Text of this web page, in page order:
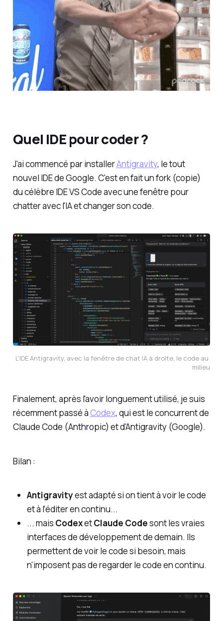
Quel IDE pour coder ?
J'ai commencé par installerAntigravity, le tout
nouvel IDE de Google. C'est en fait unfork(copie)
du célèbre IDE VS Code avec une fenêtre pour
chatter avec l'IA et changer son code.
L'IDE Antigravity, avec la fenêtre de chat IA à droite, le code au
milieu
Finalement, après l'avoir longuement utilisé, je suis
récemment passé àCodex, qui est le concurrent de
Claude Code (Anthropic) et d'Antigravity (Google).
Bilan :
Antigravityest adapté si on tient à voir le code
et à l'éditer en continu...
... mais CodexetClaude Codesont lesvraies
interfaces de développement de demain. Ils
permettent de voir le code si besoin, mais
n'imposent pas de regarder le code en continu.